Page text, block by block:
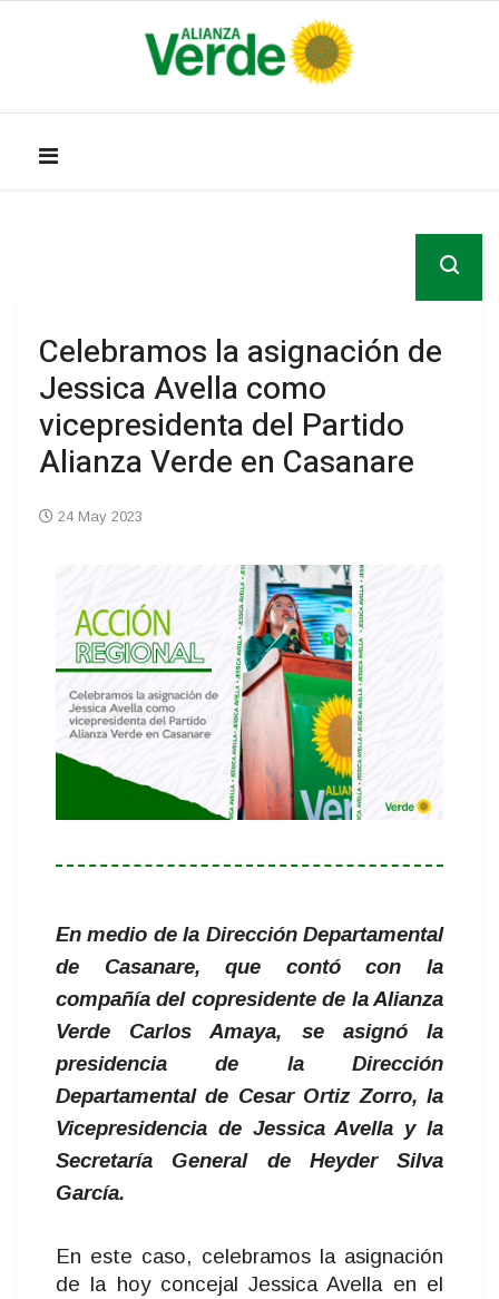
Celebramos la asignación de
Jessica Avella como
vicepresidenta del Partido
Alianza Verde en Casanare
24 May 2023
En medio de la Dirección Departamental
de Casanare, que contó con la
compañía del copresidente de la Alianza
Verde Carlos Amaya, se asignó la
presidencia de la Dirección
Departamental de Cesar Ortiz Zorro, la
Vicepresidencia de Jessica Avella y la
Secretaría General de Heyder Silva
García.
En este caso, celebramos la asignación
de la hoy concejal Jessica Avella en el